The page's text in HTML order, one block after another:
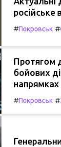
російське
#Покровськ #
Протягом
бойових
#Покровськ #